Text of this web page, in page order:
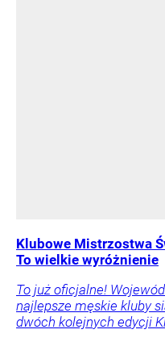
Klubowe Mistrzostwa
To wielkie wyróżnienie
To już oficjalne!
najlepsze męskie kluby
dwóch kolejnych edycji